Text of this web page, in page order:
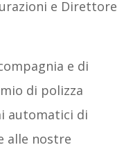
e Direttore
e di
di polizza
automatici di
alle nostre